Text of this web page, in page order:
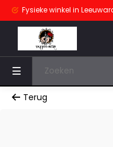
Fysieke winkel in
Terug